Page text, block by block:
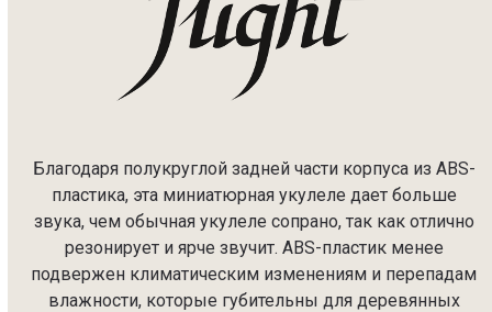
Благодаря полукруглой задней части корпуса из ABS-
пластика, эта миниатюрная укулеле дает больше
звука, чем обычная укулеле сопрано, так как отлично
резонирует и ярче звучит. ABS-пластик менее
подвержен климатическим изменениям и перепадам
влажности, которые губительны для деревянных